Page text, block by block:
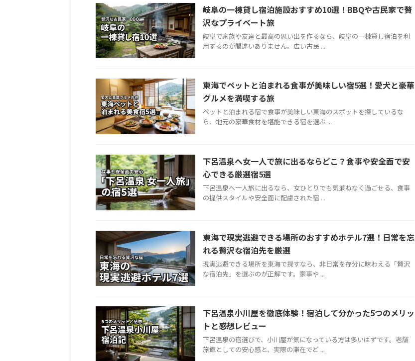
岐阜の一棟貸し宿泊施設おすすめ10選！BBQや古民家で贅
沢なプライベート旅
岐阜で家族や友達と最高の思い出を作るなら、岐阜の一棟貸し宿泊を利
用するのが間違いありません。広い古民 ...
東海でペットと泊まれる食事が美味しい宿5選！愛犬と豪華
グルメを満喫する旅
ペットと泊まれる宿で食事が美味しい東海のスポットを探しているな
ら、地元の豪華食材を堪能できる宿を選ぶ ...
下呂温泉へ女一人で旅に出るならどこ？食事や安全面で安
心できる厳選宿5選
下呂温泉へ一人旅に出るなら、女ひとりでも気兼ねなく過ごせる、食事
の提供スタイルや安全面に配慮された宿 ...
東海で現実逃避できる場所のおすすめホテル7選！日常を忘
れる贅沢な宿泊先を厳選
現実逃避できる場所を東海で探すなら、非日常を存分に味わえる「贅沢
な宿泊先」を選ぶのが正解です。家事や ...
下呂温泉小川屋を徹底体験！宿泊して分かった5つのメリッ
トと感想レビュー
下呂温泉の宿選びで、小川屋が気になっている方は多いはずです。老舗
旅館としての安心感と、実際の滞在でど ...